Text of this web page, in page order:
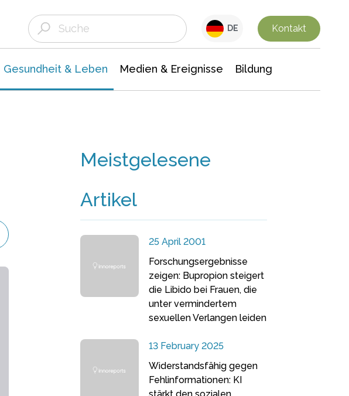
DE Kontakt
Gesundheit & Leben Medien & Ereignisse Bildung
Meistgelesene
Artikel
25 April 2001
Forschungsergebnisse
zeigen: Bupropion steigert
die Libido bei Frauen, die
unter vermindertem
sexuellen Verlangen leiden
13 February 2025
Widerstandsfähig gegen
Fehlinformationen: KI
stärkt den sozialen